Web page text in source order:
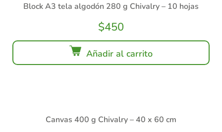
Block A3 tela algodón 280 g Chivalry – 10 hojas
$450
Añadir al carrito
Canvas 400 g Chivalry – 40 x 60 cm